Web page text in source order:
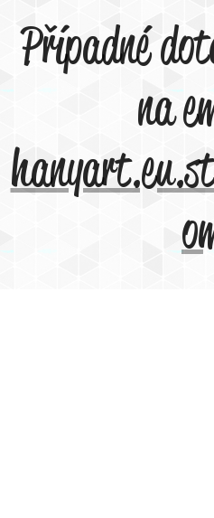
Případné
na